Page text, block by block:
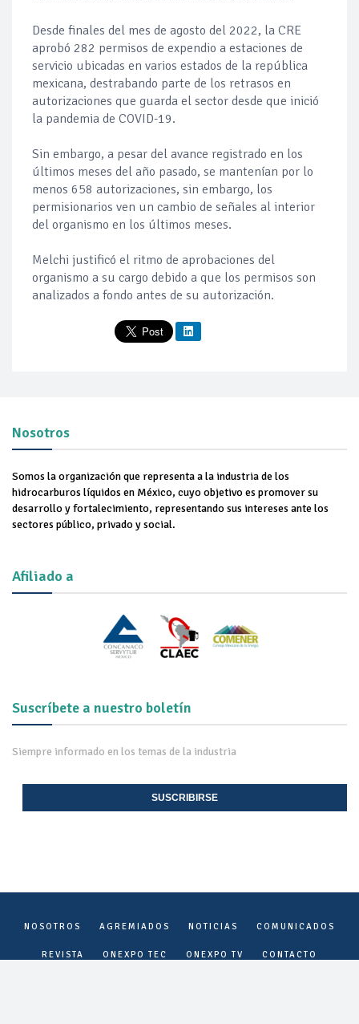
Desde finales del mes de agosto del 2022, la CRE
aprobó 282 permisos de expendio a estaciones de
servicio ubicadas en varios estados de la república
mexicana, destrabando parte de los retrasos en
autorizaciones que guarda el sector desde que inició
la pandemia de COVID-19.
Sin embargo, a pesar del avance registrado en los
últimos meses del año pasado, se mantenían por lo
menos 658 autorizaciones, sin embargo, los
permisionarios ven un cambio de señales al interior
del organismo en los últimos meses.
Melchi justificó el ritmo de aprobaciones del
organismo a su cargo debido a que los permisos son
analizados a fondo antes de su autorización.
Nosotros
Somos la organización que representa a la industria de los
hidrocarburos líquidos en México, cuyo objetivo es promover su
desarrollo y fortalecimiento, representando sus intereses ante los
sectores público, privado y social.
Afiliado a
Suscríbete a nuestro boletín
Siempre informado en los temas de la industria
SUSCRIBIRSE
NOSOTROS AGREMIADOS NOTICIAS COMUNICADOS
REVISTA ONEXPO TEC ONEXPO TV CONTACTO